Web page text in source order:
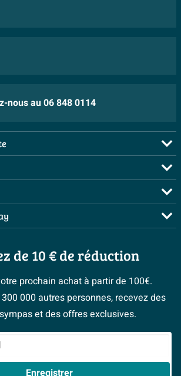
nous au 06 848 0114
bains
de 10 € de réduction
prochain achat à partir de 100€.
000 autres personnes, recevez des
et des offres exclusives.
Enregistrer